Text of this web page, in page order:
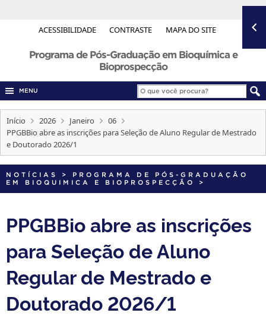
ACESSIBILIDADE CONTRASTE MAPA DO SITE
Programa de Pós-Graduação em Bioquímica e
Bioprospecção
MENU
Início 2026 Janeiro
06
PPGBBio abre as inscrições para Seleção de Aluno Regular de Mestrado
e Doutorado 2026/1
NOTÍCIAS > PROGRAMA DE PÓS-GRADUAÇÃO
EM BIOQUIMICA E BIOPROSPECÇÃO
>
PPGBBio abre as inscrições
para Seleção de Aluno
Regular de Mestrado e
Doutorado 2026/1